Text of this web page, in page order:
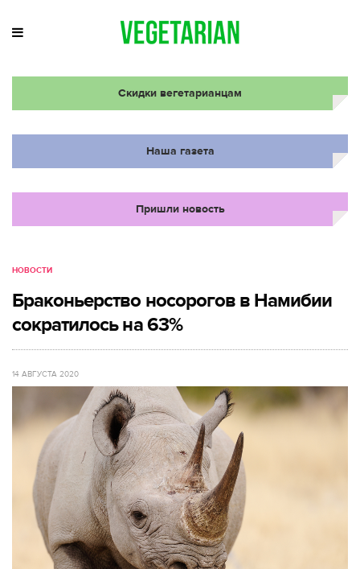
Скидки вегетарианцам
Наша газета
Пришли новость
НОВОСТИ
Браконьерство носорогов в Намибии
сократилось на 63%
14 АВГУСТА 2020